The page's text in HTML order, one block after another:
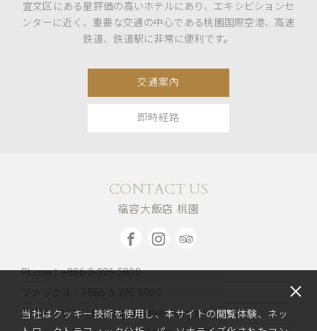
宜文区にある星評価の高いホテルにあり、エキシビションセ
ンターに近く、重要な交通の中心である桃園国際空港、高速
鉄道、鉄道駅に非常に便利です。
交通案內
即時経路
CONTACT US
福容大飯店 桃園
Phone：+886-3-326-5800
ファックス：+886-3-326-5900
顧客サービス：ty@fullon-hotels.com.tw
当社はクッキー技術を使用し、本サイトの閲覧体験、ネッ